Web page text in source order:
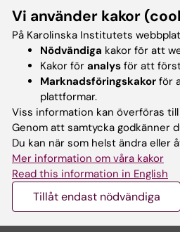
Visa ditt stöd genom
Invigning sker
fram till den 23
För mer
Sanitation-is-dignity
German Toilet
Sanitation-is-dignity
Stockholm
AMREF, Karolinska
House, UNICEF
Vi använder kakor
På Karolinska Institutets
Nödvändiga kakor för att
Kakor för analys för att
Marknadsföringskakor för
plattformar.
Viss information kan överföras
Genom att samtycka godkänner
Du kan när som helst ändra eller
Mer information om våra kakor
Read this information in English
Tillåt endast nödvändiga